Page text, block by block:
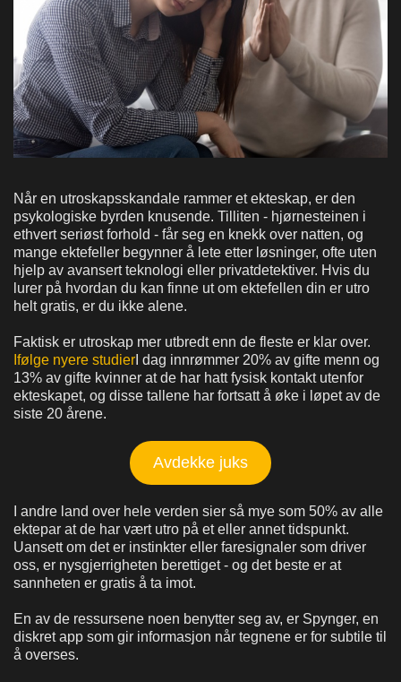
Når en utroskapsskandale rammer et ekteskap, er den
psykologiske byrden knusende. Tilliten - hjørnesteinen i
ethvert seriøst forhold - får seg en knekk over natten, og
mange ektefeller begynner å lete etter løsninger, ofte uten
hjelp av avansert teknologi eller privatdetektiver. Hvis du
lurer på hvordan du kan finne ut om ektefellen din er utro
helt gratis, er du ikke alene.
Faktisk er utroskap mer utbredt enn de fleste er klar over.
Ifølge nyere studier I dag innrømmer 20% av gifte menn og
13% av gifte kvinner at de har hatt fysisk kontakt utenfor
ekteskapet, og disse tallene har fortsatt å øke i løpet av de
siste 20 årene.
Avdekke juks
I andre land over hele verden sier så mye som 50% av alle
ektepar at de har vært utro på et eller annet tidspunkt.
Uansett om det er instinkter eller faresignaler som driver
oss, er nysgjerrigheten berettiget - og det beste er at
sannheten er gratis å ta imot.
En av de ressursene noen benytter seg av, er Spynger, en
diskret app som gir informasjon når tegnene er for subtile til
å overses.